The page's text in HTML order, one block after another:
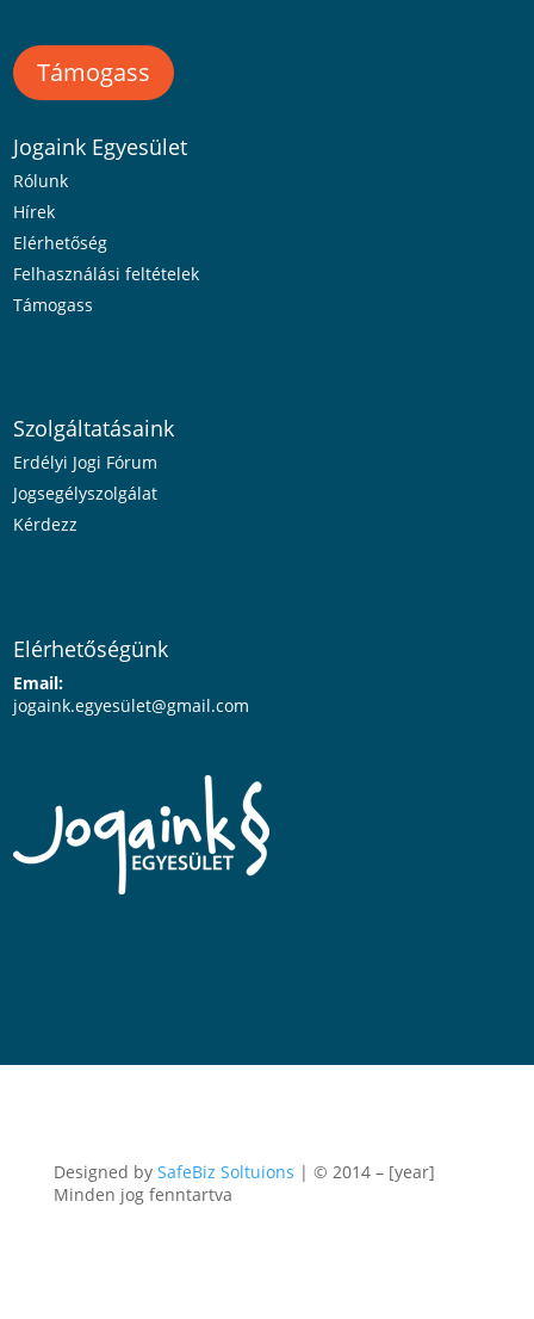
Támogass
Jogaink Egyesület
Rólunk
Hírek
Elérhetőség
Felhasználási feltételek
Támogass
Szolgáltatásaink
Erdélyi Jogi Fórum
Jogsegélyszolgálat
Kérdezz
Elérhetőségünk
Email:
jogaink.egyesület@gmail.com
Designed by SafeBiz Soltuions | © 2014 – [year]
Minden jog fenntartva